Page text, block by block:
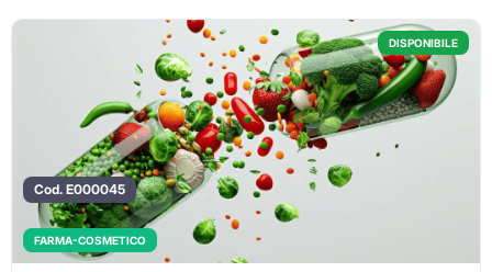
DISPONIBILE
Cod. E000045
FARMA-COSMETICO